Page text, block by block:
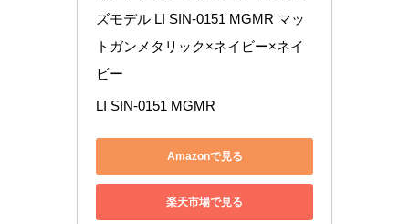
ズモデル LI SIN-0151 MGMR マッ
トガンメタリック×ネイビー×ネイ
ビー
LI SIN-0151 MGMR
Amazonで見る
楽天市場で見る